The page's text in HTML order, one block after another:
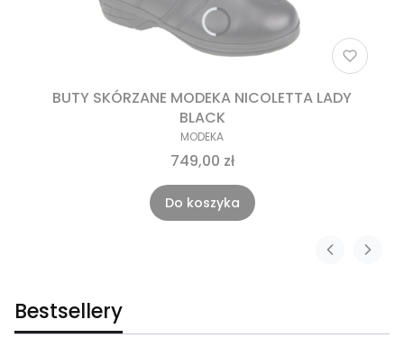
BUTY SKÓRZANE MODEKA NICOLETTA LADY
BLACK
MODEKA
749,00 zł
Do koszyka
Bestsellery